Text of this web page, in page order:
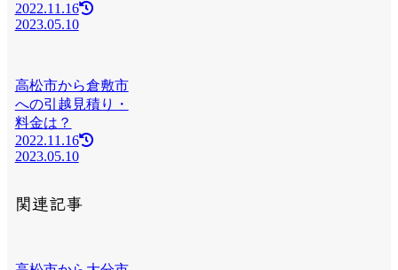
2022.11.16
2023.05.10
高松市から倉敷市
への引越見積り・
料金は？
2022.11.16
2023.05.10
関連記事